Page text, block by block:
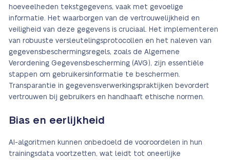
hoeveelheden tekstgegevens, vaak met gevoelige
informatie. Het waarborgen van de vertrouwelijkheid en
veiligheid van deze gegevens is cruciaal. Het implementeren
van robuuste versleutelingsprotocollen en het naleven van
gegevensbeschermingsregels, zoals de Algemene
Verordening Gegevensbescherming (AVG), zijn essentiële
stappen om gebruikersinformatie te beschermen.
Transparantie in gegevensverwerkingspraktijken bevordert
vertrouwen bij gebruikers en handhaaft ethische normen.
Bias en eerlijkheid
AI-algoritmen kunnen onbedoeld de vooroordelen in hun
trainingsdata voortzetten, wat leidt tot oneerlijke